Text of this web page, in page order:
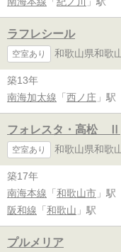
ラフレシール
空室あり 和歌山県和歌
築13年
南海加太線 「 西ノ庄 」駅
フォレスタ・高松 Ⅱ
空室あり 和歌山県和歌
築17年
南海本線 「 和歌山市 」駅
阪和線 「 和歌山 」駅
プルメリア